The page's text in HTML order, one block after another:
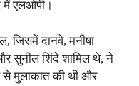
में एलओपी।
जिसमें दानवे, मनीषा
सुनील शिंदे शामिल थे, ने
से मुलाकात की थी और